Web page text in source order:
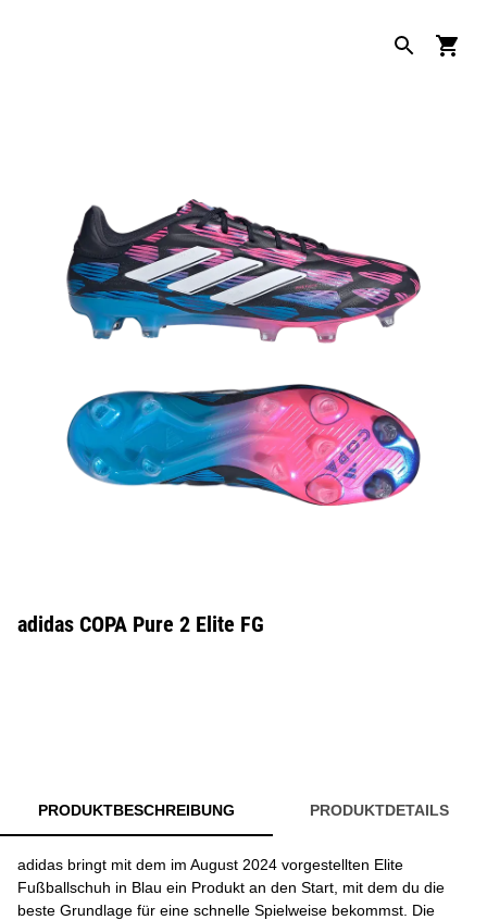
adidas COPA Pure 2 Elite FG
PRODUKTBESCHREIBUNG PRODUKTDETAILS
adidas bringt mit dem im August 2024 vorgestellten Elite
Fußballschuh in Blau ein Produkt an den Start, mit dem du die
beste Grundlage für eine schnelle Spielweise bekommst. Die